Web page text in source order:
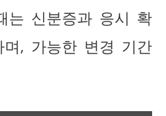
는 신분증과 응시 확
, 가능한 변경 기간